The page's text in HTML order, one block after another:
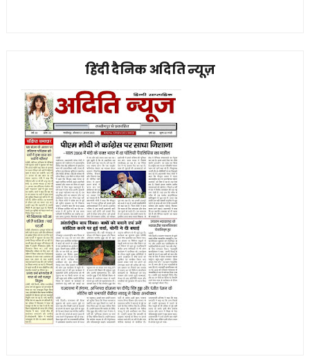
हिंदी दैनिक अदिति न्यूज़